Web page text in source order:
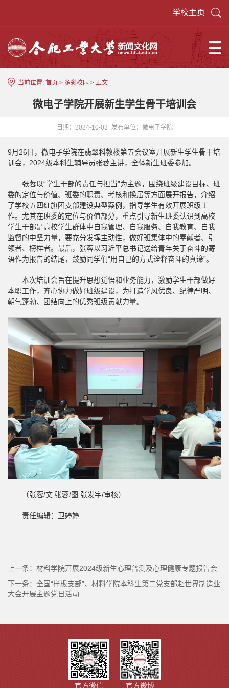
学校主页
当前位置: 首页 > 多彩校园 > 正文
微电子学院开展新生学生骨干培训会
日期：2024-10-03 发布单位：微电子学院
9月26日，微电子学院在翡翠科教楼第五会议室开展新生学生骨干培
训会，2024级本科生辅导员张蓉主讲，全体新生班委参加。
张蓉以“学生干部的责任与担当”为主题，围绕班级建设目标、班
委的定位与价值、班委的职责、考核和换届等方面展开报告，介绍
了学校五四红旗团支部建设典型案例，指导学生有效开展班级工
作。尤其在班委的定位与价值部分，重点引导新生班委认识到高校
学生干部是高校学生群体中自我管理、自我服务、自我教育、自我
监督的中坚力量，要充分发挥主动性，做好班集体中的奉献者、引
领者、榜样者。最后，张蓉以习近平总书记送给青年关于奋斗的寄
语作为报告的结尾，鼓励同学们“用自己的方式诠释奋斗的真谛”。
本次培训会旨在提升思想觉悟和业务能力，激励学生干部做好
本职工作，齐心协力做好班级建设，为打造学风优良、纪律严明、
朝气蓬勃、团结向上的优秀班级贡献力量。
（张蓉/文 张蓉/图 张发宇/审核）
责任编辑：卫婷婷
上一条： 材料学院开展2024级新生心理普测及心理健康专题报告会
下一条： 全国“样板支部”、材料学院本科生第二党支部赴世界制造业
大会开展主题党日活动
官方微信 官方微博